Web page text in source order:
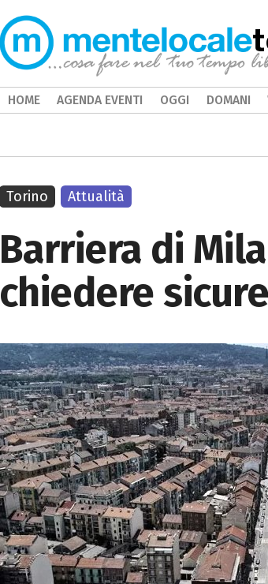
Barriera di
chiedere
Torino Attualità
HOME AGENDA EVENTI OGGI DOMANI